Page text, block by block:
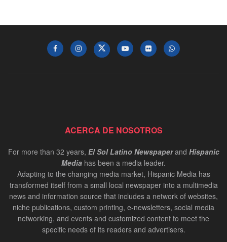
ACERCA DE NOSOTROS
For more than 32 years, El Sol Latino Newspaperand Hispanic
Media has been a media leader.
Adapting to the changing media market, Hispanic Media has
transformed itself from a small local newspaper into a multimedia
news and information source that includes a network of websites,
niche publications, custom printing, e-newsletters, social media
networking, and events and customized content to meet the
specific needs of its readers and advertisers.